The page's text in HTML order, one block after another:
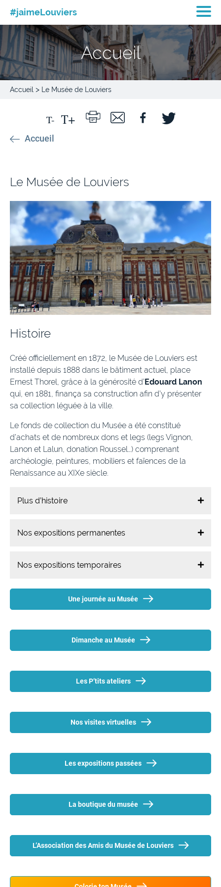
#jaimeLouviers
Accueil
Accueil > Le Musée de Louviers
Accueil
Le Musée de Louviers
Histoire
Créé officiellement en 1872, le Musée de Louviers est
installé depuis 1888 dans le bâtiment actuel, place
Ernest Thorel, grâce à la générosité d’Edouard Lanon
qui, en 1881, finança sa construction afin d’y présenter
sa collection léguée à la ville.
Le fonds de collection du Musée a été constitué
d’achats et de nombreux dons et legs (legs Vignon,
Lanon et Lalun, donation Roussel…) comprenant
archéologie, peintures, mobiliers et faïences de la
Renaissance au XIXe siècle.
Plus d’histoire
Nos expositions permanentes
Nos expositions temporaires
Une journée au Musée
Dimanche au Musée
Les P’tits ateliers
Nos visites virtuelles
Les expositions passées
La boutique du musée
L’Association des Amis du Musée de Louviers